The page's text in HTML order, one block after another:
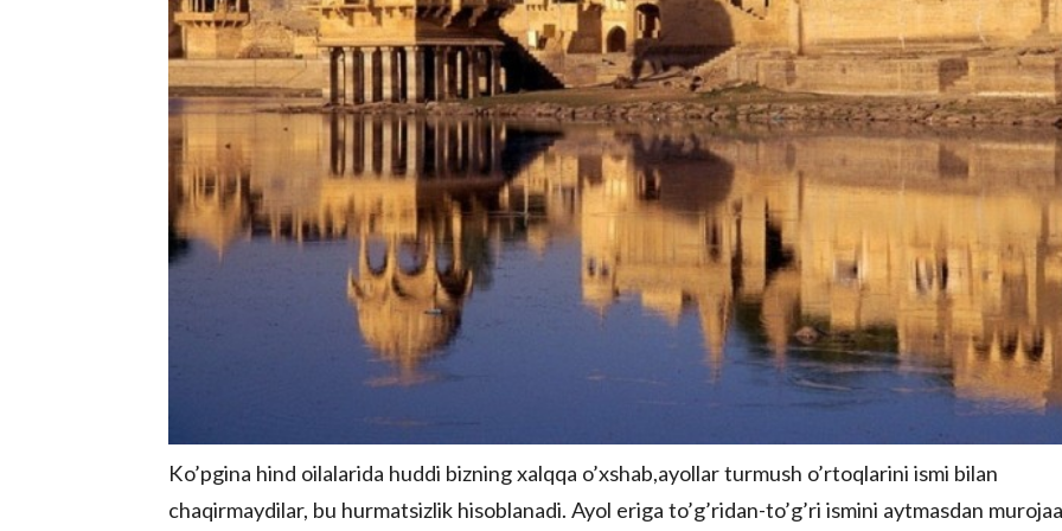
Ko’pgina hind oilalarida huddi bizning xalqqa o’xshab,ayollar turmush o’rtoqlarini ismi bilan
chaqirmaydilar, bu hurmatsizlik hisoblanadi. Ayol eriga to’g’ridan-to’g’ri ismini aytmasdan